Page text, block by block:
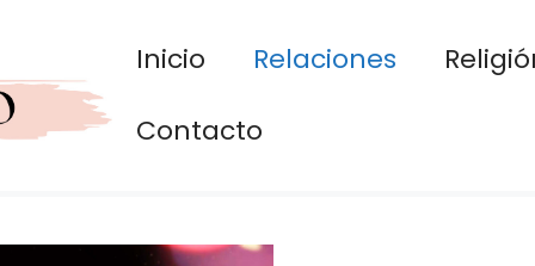
Inicio Relaciones
Contacto